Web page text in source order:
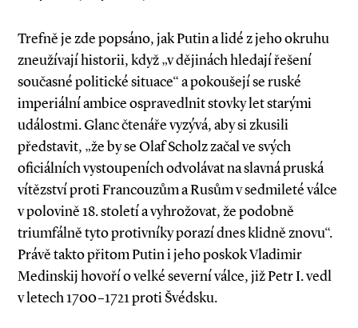
Trefně je zde popsáno, jak Putin a lidé z jeho okruhu
zneužívají historii, když „v dějinách hledají řešení
současné politické situa­­ce“ a pokoušejí se ruské
imperiální ambice ospravedlnit stovky let starými
událostmi. Glanc čtenáře vyzývá, aby si zkusili
představit, „že by se Olaf Scholz začal ve svých
oficiálních vystoupeních odvolávat na slavná pruská
vítězství proti Francouzům a Rusům v sedmileté válce
v polovině 18. století a vyhrožovat, že podobně
triumfálně tyto protivníky porazí dnes klidně znovu“.
Právě takto přitom Putin i jeho poskok Vladimir
Medinskij hovoří o velké severní válce, již Petr I. vedl
v letech 1700–1721 proti Švédsku.